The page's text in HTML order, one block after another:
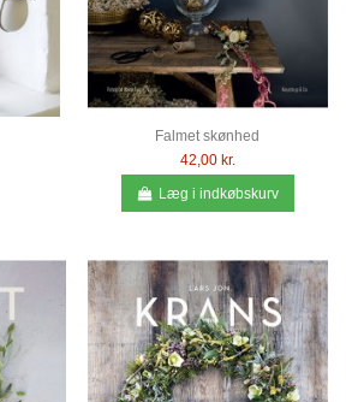
Falmet skønhed
42,00 kr.
Læg i indkøbskurv